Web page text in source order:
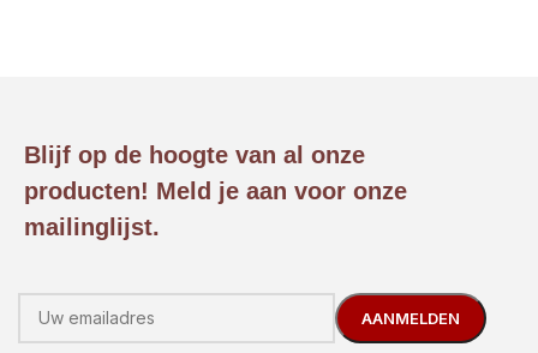
Blijf op de hoogte van al onze
producten! Meld je aan voor onze
mailinglijst.